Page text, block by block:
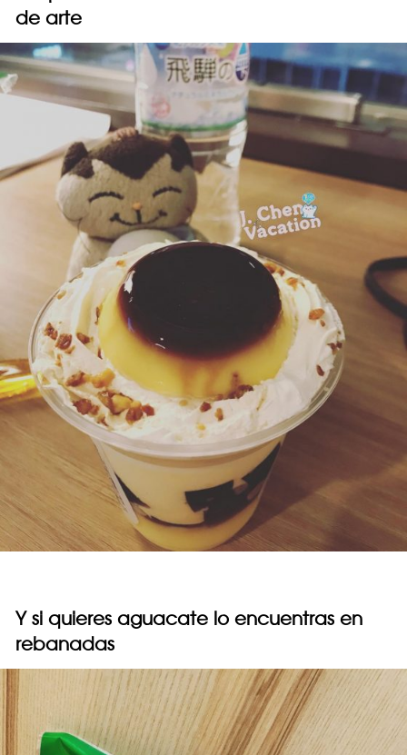
de arte
Y si quieres aguacate lo encuentras en
rebanadas